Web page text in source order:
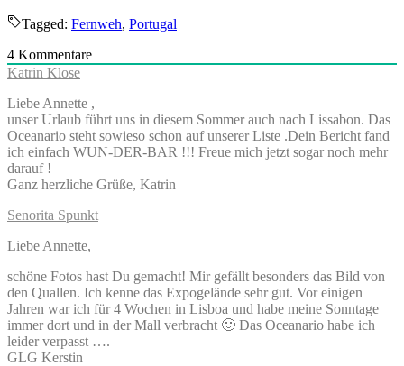
Tagged: Fernweh, Portugal
4 Kommentare
Katrin Klose
Liebe Annette ,
unser Urlaub führt uns in diesem Sommer auch nach Lissabon. Das
Oceanario steht sowieso schon auf unserer Liste .Dein Bericht fand
ich einfach WUN-DER-BAR !!! Freue mich jetzt sogar noch mehr
darauf !
Ganz herzliche Grüße, Katrin
Senorita Spunkt
Liebe Annette,
schöne Fotos hast Du gemacht! Mir gefällt besonders das Bild von
den Quallen. Ich kenne das Expogelände sehr gut. Vor einigen
Jahren war ich für 4 Wochen in Lisboa und habe meine Sonntage
immer dort und in der Mall verbracht 🙂 Das Oceanario habe ich
leider verpasst ….
GLG Kerstin